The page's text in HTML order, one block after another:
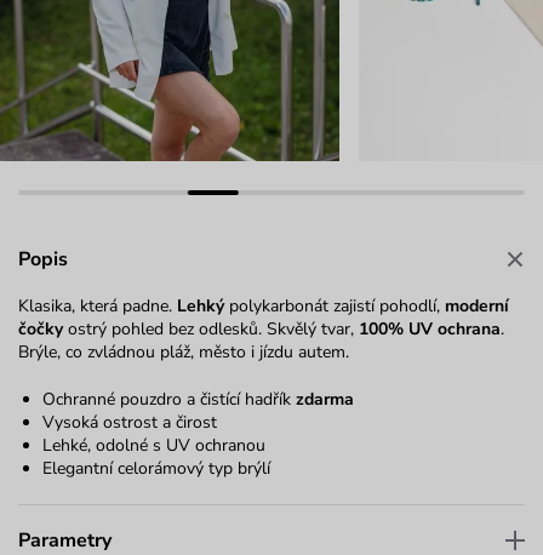
Popis
Klasika, která padne. Lehkýpolykarbonát zajistí pohodlí, moderní
čočkyostrý pohled bez odlesků. Skvělý tvar, 100% UV ochrana.
Brýle, co zvládnou pláž, město i jízdu autem.
Ochranné pouzdro a čistící hadřík zdarma
Vysoká ostrost a čirost
Lehké, odolné s UV ochranou
Elegantní celorámový typ brýlí
Parametry